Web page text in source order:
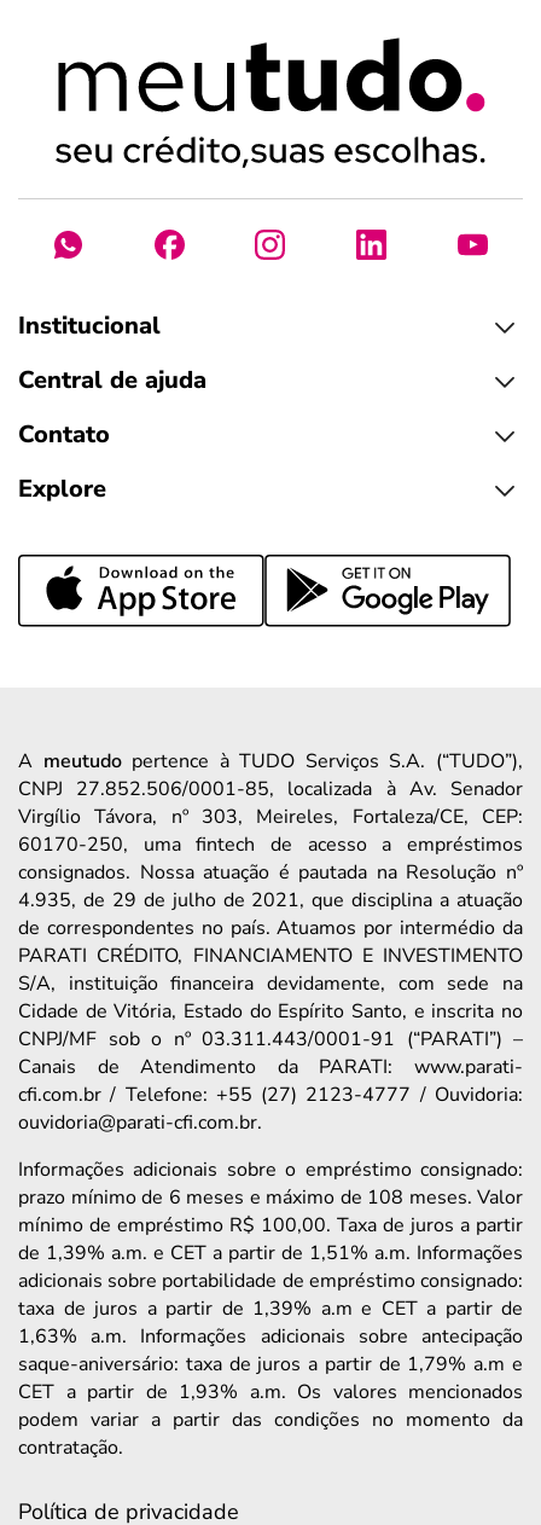
Institucional
Central de ajuda
Contato
Explore
A meutudopertence à TUDO Serviços S.A. (“TUDO”),
CNPJ 27.852.506/0001-85, localizada à Av. Senador
Virgílio Távora, nº 303, Meireles, Fortaleza/CE, CEP:
60170-250, uma fintech de acesso a empréstimos
consignados. Nossa atuação é pautada na Resolução nº
4.935, de 29 de julho de 2021, que disciplina a atuação
de correspondentes no país. Atuamos por intermédio da
PARATI CRÉDITO, FINANCIAMENTO E INVESTIMENTO
S/A, instituição financeira devidamente, com sede na
Cidade de Vitória, Estado do Espírito Santo, e inscrita no
CNPJ/MF sob o nº 03.311.443/0001-91 (“PARATI”) –
Canais de Atendimento da PARATI: www.parati-
cfi.com.br / Telefone: +55 (27) 2123-4777 / Ouvidoria:
ouvidoria@parati-cfi.com.br.
Informações adicionais sobre o empréstimo consignado:
prazo mínimo de 6 meses e máximo de 108 meses. Valor
mínimo de empréstimo R$ 100,00. Taxa de juros a partir
de 1,39% a.m. e CET a partir de 1,51% a.m. Informações
adicionais sobre portabilidade de empréstimo consignado:
taxa de juros a partir de 1,39% a.m e CET a partir de
1,63% a.m. Informações adicionais sobre antecipação
saque-aniversário: taxa de juros a partir de 1,79% a.m e
CET a partir de 1,93% a.m. Os valores mencionados
podem variar a partir das condições no momento da
contratação.
Política de privacidade